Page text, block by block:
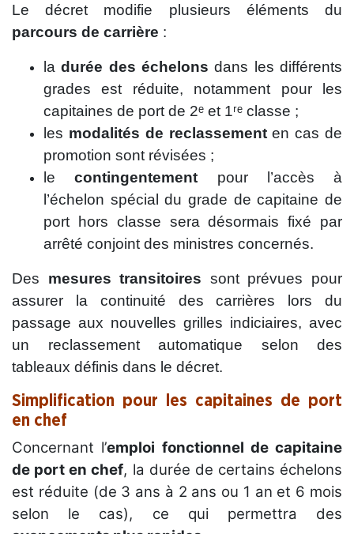
Le décret modifie plusieurs éléments du
parcours de carrière :
ladurée des échelons dans les différents
grades est réduite, notamment pour les
capitaines de port de 2ᵉ et 1ʳᵉ classe ;
les modalités de reclassementen cas de
promotion sont révisées ;
lecontingentement pour l’accès à
l’échelon spécial du grade de capitaine de
port hors classe sera désormais fixé par
arrêté conjoint des ministres concernés.
Des mesures transitoires sont prévues pour
assurer la continuité des carrières lors du
passage aux nouvelles grilles indiciaires, avec
un reclassement automatique selon des
tableaux définis dans le décret.
Simplification pour les capitaines de port
en chef
Concernant l’emploi fonctionnel de capitaine
de port en chef, la durée de certains échelons
est réduite (de 3 ans à 2 ans ou 1 an et 6 mois
selon le cas), ce qui permettra des